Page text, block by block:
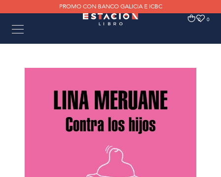
PROMO CON BANCO GALICIA E ICBC
0 0